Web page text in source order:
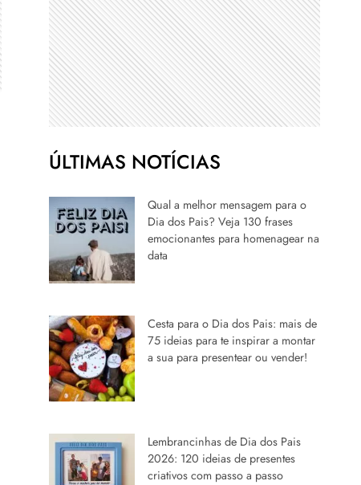
ÚLTIMAS NOTÍCIAS
Qual a melhor mensagem para o
Dia dos Pais? Veja 130 frases
emocionantes para homenagear na
data
Cesta para o Dia dos Pais: mais de
75 ideias para te inspirar a montar
a sua para presentear ou vender!
Lembrancinhas de Dia dos Pais
2026: 120 ideias de presentes
criativos com passo a passo